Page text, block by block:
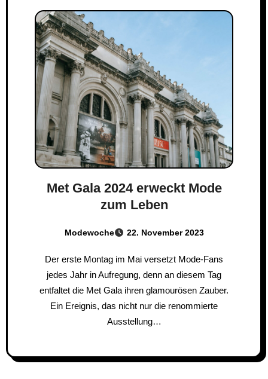
Met Gala 2024 erweckt Mode
zum Leben
Modewoche 22. November 2023
Der erste Montag im Mai versetzt Mode-Fans
jedes Jahr in Aufregung, denn an diesem Tag
entfaltet die Met Gala ihren glamourösen Zauber.
Ein Ereignis, das nicht nur die renommierte
Ausstellung…